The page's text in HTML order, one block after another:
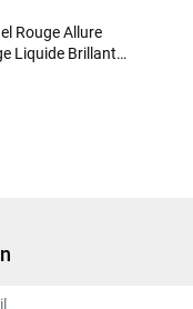
Rouge Allure
Liquide Brillant
Ultimate Màu Hồng
Fullbox